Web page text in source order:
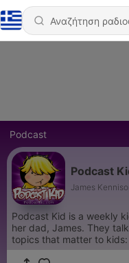
Podcast
Podcast
James
Podcast Kid is a weekly
her dad, James. They
topics that matter to kids: